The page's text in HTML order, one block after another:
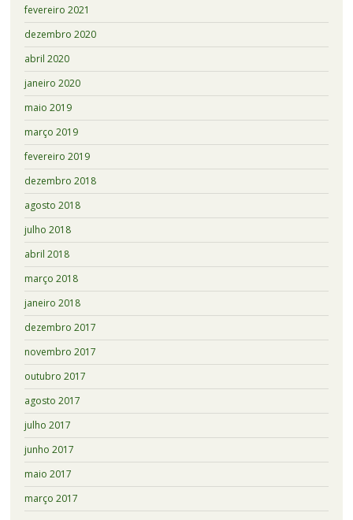
fevereiro 2021
dezembro 2020
abril 2020
janeiro 2020
maio 2019
março 2019
fevereiro 2019
dezembro 2018
agosto 2018
julho 2018
abril 2018
março 2018
janeiro 2018
dezembro 2017
novembro 2017
outubro 2017
agosto 2017
julho 2017
junho 2017
maio 2017
março 2017